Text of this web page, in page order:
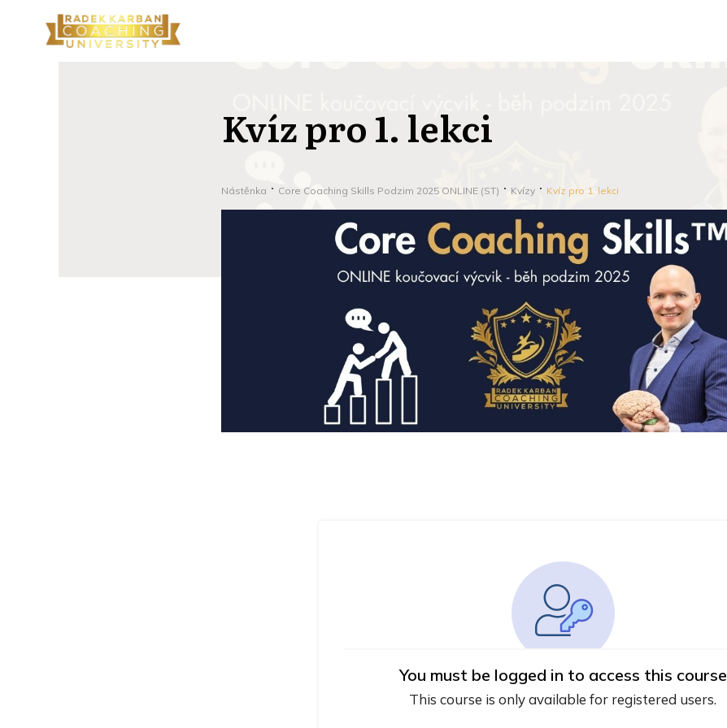
Kvíz pro 1. lekci
Nástěnka Core Coaching Skills Podzim 2025 ONLINE (ST) Kvízy Kvíz pro 1. lekci
You must be logged in to access this course
This course is only available for registered users.